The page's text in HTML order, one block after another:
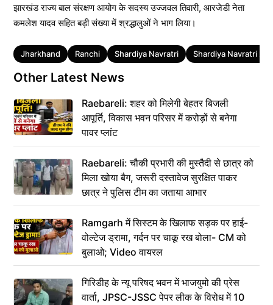
झारखंड राज्य बाल संरक्षण आयोग के सदस्य उज्जवल तिवारी, आरजेडी नेता
कमलेश यादव सहित बड़ी संख्या में श्रद्धालुओं ने भाग लिया।
Tags
Jharkhand Ranchi Shardiya Navratri Shardiya Navratri
Other Latest News
Raebareli: शहर को मिलेगी बेहतर बिजली
आपूर्ति, विकास भवन परिसर में करोड़ों से बनेगा
पावर प्लांट
Raebareli: चौकी प्रभारी की मुस्तैदी से छात्र को
मिला खोया बैग, जरूरी दस्तावेज सुरक्षित पाकर
छात्र ने पुलिस टीम का जताया आभार
Ramgarh में सिस्टम के खिलाफ सड़क पर हाई-
वोल्टेज ड्रामा, गर्दन पर चाकू रख बोला- CM को
बुलाओ; Video वायरल
गिरिडीह के न्यू परिषद भवन में भाजयुमो की प्रेस
वार्ता, JPSC-JSSC पेपर लीक के विरोध में 10